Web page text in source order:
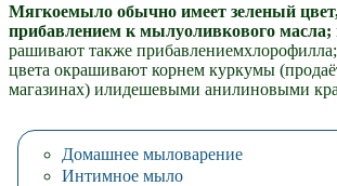
Мягкоемыло обычно имеет зеленый цвет,
прибавлением к мылуоливкового масла;
рашивают также
цвета окрашивают корнем куркумы
магазинах) илидешевыми ани­линовыми
Домашнее мыловарение
Интимное мыло